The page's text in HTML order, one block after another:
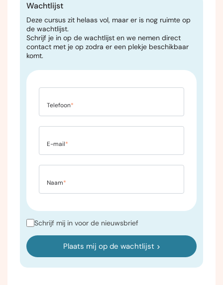
Wachtlijst
Deze cursus zit helaas vol, maar er is nog ruimte op
de wachtlijst.
Schrijf je in op de wachtlijst en we nemen direct
contact met je op zodra er een plekje beschikbaar
komt.
Naam*
E-mail*
Telefoon*
Schrijf mij in voor de nieuwsbrief
Plaats mij op de wachtlijst